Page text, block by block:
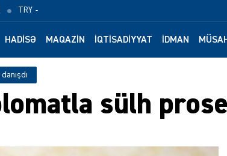
TRY -
HADISƏ MAQAZIN İQTISADIYYAT İDMAN
sülh